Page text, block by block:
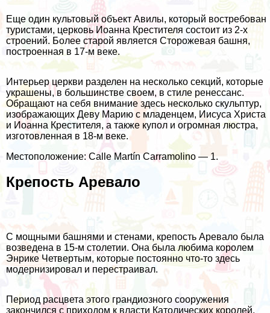
Еще один культовый объект Авилы, который востребован
туристами, церковь Иоанна Крестителя состоит из 2-х
строений. Более старой является Сторожевая башня,
построенная в 17-м веке.
Интерьер церкви разделен на несколько секций, которые
украшены, в большинстве своем, в стиле ренессанс.
Обращают на себя внимание здесь несколько скульптур,
изображающих Деву Марию с младенцем, Иисуса Христа
и Иоанна Крестителя, а также купол и огромная люстра,
изготовленная в 18-м веке.
Местоположение: Calle Martín Carramolino — 1.
Крепость Аревало
С мощными башнями и стенами, крепость Аревало была
возведена в 15-м столетии. Она была любима королем
Энрике Четвертым, которые постоянно что-то здесь
модернизировал и перестраивал.
Период расцвета этого грандиозного сооружения
закончился с приходом к власти Католических королей,